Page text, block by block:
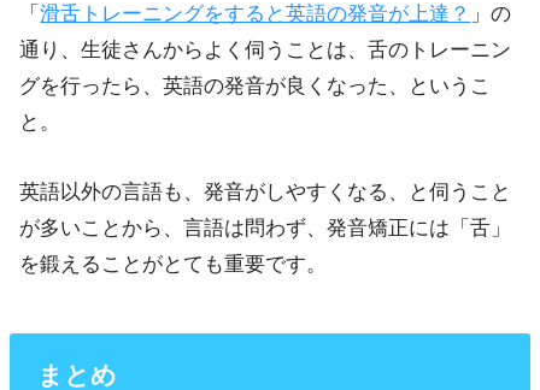
「滑舌トレーニングをすると英語の発音が上達？ 」の
通り、生徒さんからよく伺うことは、舌のトレーニン
グを行ったら、英語の発音が良くなった、というこ
と。
英語以外の言語も、発音がしやすくなる、と伺うこと
が多いことから、言語は問わず、発音矯正には「舌」
を鍛えることがとても重要です。
まとめ